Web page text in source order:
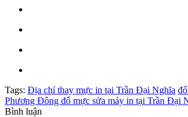
Tags: Địa chỉ thay mực in tại Trần Đại Nghĩa
Phương Đông đổ mực sửa máy in tại Trần Đại
Bình luận